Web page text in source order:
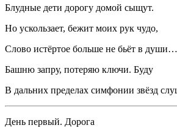
Блудные дети дорогу домой сыщут.
Но ускользает, бежит моих рук чудо,
Слово истёртое больше не бьёт в души…
Башню запру, потеряю ключи. Буду
В дальних пределах симфонии звёзд
День первый. Дорога